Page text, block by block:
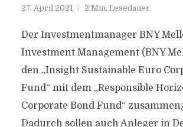
27. April 2021 2 Min. Lesedauer
Der Investmentmanager BNY
Investment Management (BNY
den „Insight Sustainable Euro
Fund“ mit dem „Responsible
Corporate Bond Fund“
Dadurch sollen auch Anleger in